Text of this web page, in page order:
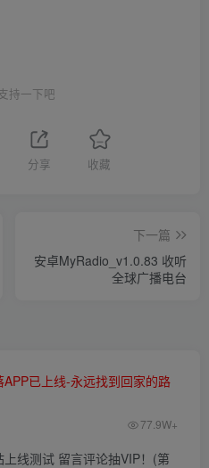
持一下吧
分享 收藏
下一篇
安卓MyRadio_v1.0.83 收听
全球广播电台
已上线-永远找到回家的路
77.9W+
线测试 留言评论抽VIP！(第